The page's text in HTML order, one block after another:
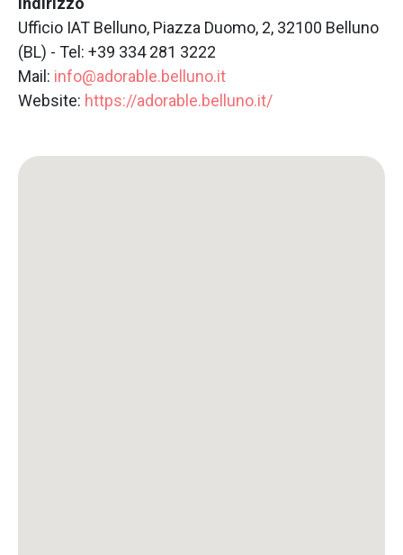
Ufficio IAT Belluno, Piazza Duomo, 2, 32100 Belluno
(BL) - Tel: +39 334 281 3222
Mail: info@adorable.belluno.it
Website: https://adorable.belluno.it/